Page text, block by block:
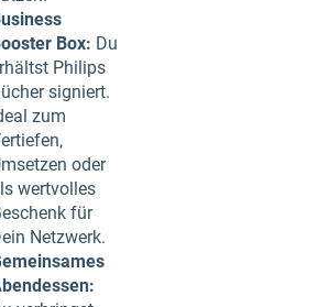
Box: Du
Philips
signiert.
zum
oder
wertvolles
für
Netzwerk.